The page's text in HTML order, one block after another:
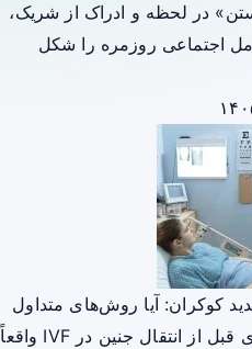
در لحظه و ادراک از شریک،
اجتماعی روزمره را شکل
کوکران: آیا روش‌های متداول
آماده‌سازی قبل از انتقال جنین در IVF واقعاً